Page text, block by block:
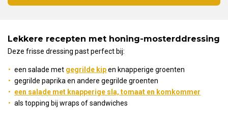
Lekkere recepten met honing-mosterddressing
Deze frisse dressing past perfect bij:
een salade met gegrilde kipen knapperige groenten
gegrilde paprika en andere gegrilde groenten
een salade met knapperige sla, tomaat en komkommer
als topping bij wraps of sandwiches